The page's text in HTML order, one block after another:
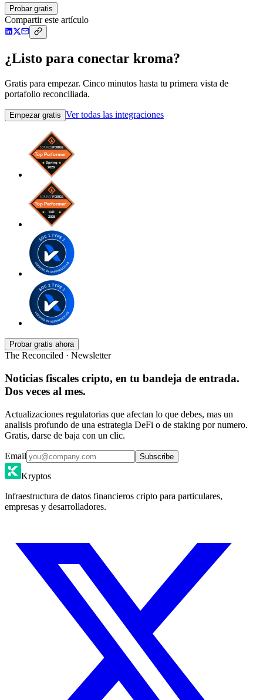
Probar gratis
Compartir este artículo
¿Listo para conectar kroma?
Gratis para empezar. Cinco minutos hasta tu primera vista de
portafolio reconciliada.
Empezar gratis Ver todas las integraciones
Probar gratis ahora
The Reconciled · Newsletter
Noticias fiscales cripto, en tu bandeja de entrada.
Dos veces al mes.
Actualizaciones regulatorias que afectan lo que debes, mas un
analisis profundo de una estrategia DeFi o de staking por numero.
Gratis, darse de baja con un clic.
Email Subscribe
Kryptos
Infraestructura de datos financieros cripto para particulares,
empresas y desarrolladores.